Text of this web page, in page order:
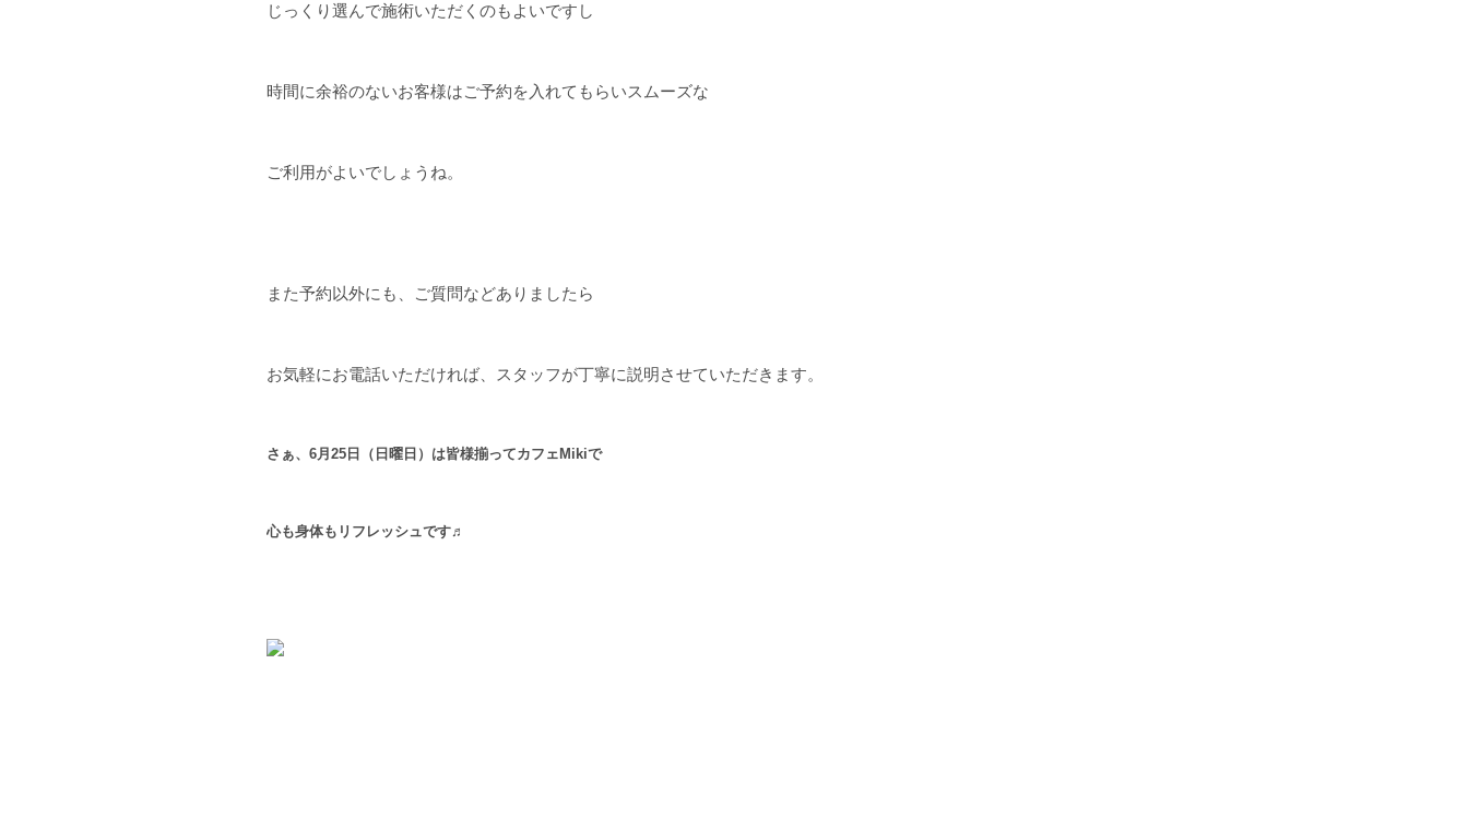
じっくり選んで施術いただくのもよいですし
時間に余裕のないお客様はご予約を入れてもらいスムーズな
ご利用がよいでしょうね。
また予約以外にも、ご質問などありましたら
お気軽にお電話いただければ、スタッフが丁寧に説明させていただきます。
さぁ、6月25日（日曜日）は皆様揃ってカフェMikiで
心も身体もリフレッシュです♬